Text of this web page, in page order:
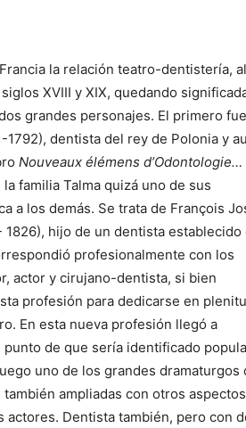
la relación teatro-dentistería, al
XVIII y XIX, quedando
grandes personajes. El primero fue
1792), dentista del rey de Polonia y
Nouveaux élémens d’Odontologie…
familia Talma quizá uno de sus
a los demás. Se trata de François
1826), hijo de un dentista establecido
profesionalmente con los
actor y cirujano-dentista, si bien
profesión para dedicarse en
En esta nueva profesión llegó a
punto de que sería identificado
uno de los grandes
ampliadas con otros
actores. Dentista también, pero con